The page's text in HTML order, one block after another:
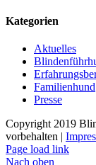
Kategorien
Aktuelles
Familienhund
Presse
Copyright 2019
vorbehalten |
Page load link
Nach oben